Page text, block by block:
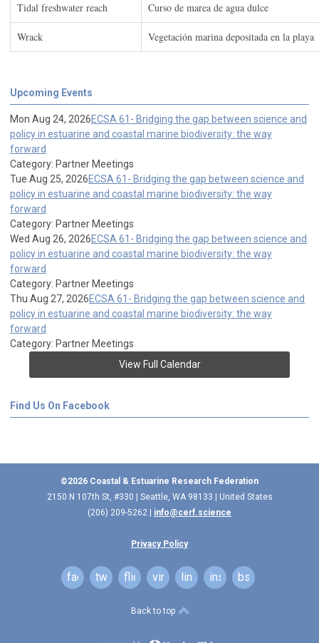
Tidal freshwater reach Curso de marea de agua dulce
Wrack Vegetación marina depositada en la playa
Upcoming Events
Mon Aug 24, 2026ECSA 61- Bridging the gap between science and
policy in estuarine and coastal marine biodiversity: the way
forward
Category: Partner Meetings
Tue Aug 25, 2026ECSA 61- Bridging the gap between science and
policy in estuarine and coastal marine biodiversity: the way
forward
Category: Partner Meetings
Wed Aug 26, 2026ECSA 61- Bridging the gap between science and
policy in estuarine and coastal marine biodiversity: the way
forward
Category: Partner Meetings
Thu Aug 27, 2026ECSA 61- Bridging the gap between science and
policy in estuarine and coastal marine biodiversity: the way
forward
Category: Partner Meetings
View Full Calendar
Find Us On Facebook
©2026 Coastal & Estuarine Research Federation
2150 N 107th St, #330 | Seattle, WA 98133 | United States
(206) 209-5262 | info@cerf.science
Privacy Policy
facebooktwitterflickr vimeo linkedininstagram
bsky
Back to top